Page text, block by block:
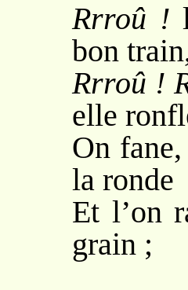
Rrroû !
bon
Rrroû !
elle
On
la ronde
Et l’on
grain ;